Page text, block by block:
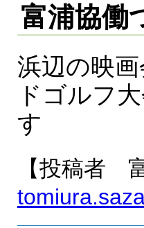
富浦協働
浜辺の映
ドゴルフ
す
【投稿者